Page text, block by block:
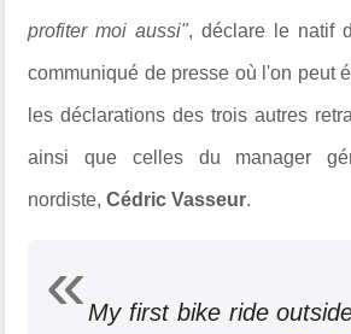
profiter moi aussi", déclare le natif
communiqué de presse où l'on peut
les déclarations des trois autres
ainsi que celles du manager
nordiste,Cédric Vasseur.
My first bike ride